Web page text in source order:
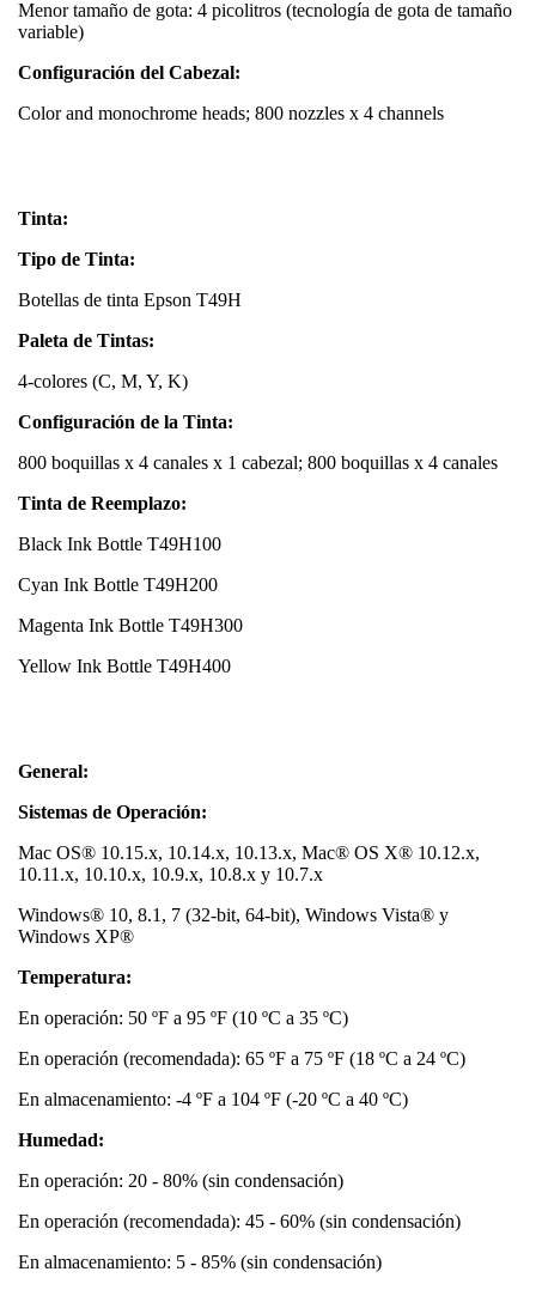
Menor tamaño de gota: 4 picolitros (tecnología de gota de tamaño
variable)
Configuración del Cabezal:
Color and monochrome heads; 800 nozzles x 4 channels
Tinta:
Tipo de Tinta:
Botellas de tinta Epson T49H
Paleta de Tintas:
4-colores (C, M, Y, K)
Configuración de la Tinta:
800 boquillas x 4 canales x 1 cabezal; 800 boquillas x 4 canales
Tinta de Reemplazo:
Black Ink Bottle T49H100
Cyan Ink Bottle T49H200
Magenta Ink Bottle T49H300
Yellow Ink Bottle T49H400
General:
Sistemas de Operación:
Mac OS® 10.15.x, 10.14.x, 10.13.x, Mac® OS X® 10.12.x,
10.11.x, 10.10.x, 10.9.x, 10.8.x y 10.7.x
Windows® 10, 8.1, 7 (32-bit, 64-bit), Windows Vista® y
Windows XP®
Temperatura:
En operación: 50 ºF a 95 ºF (10 ºC a 35 ºC)
En operación (recomendada): 65 ºF a 75 ºF (18 ºC a 24 ºC)
En almacenamiento: -4 ºF a 104 ºF (-20 ºC a 40 ºC)
Humedad:
En operación: 20 - 80% (sin condensación)
En operación (recomendada): 45 - 60% (sin condensación)
En almacenamiento: 5 - 85% (sin condensación)